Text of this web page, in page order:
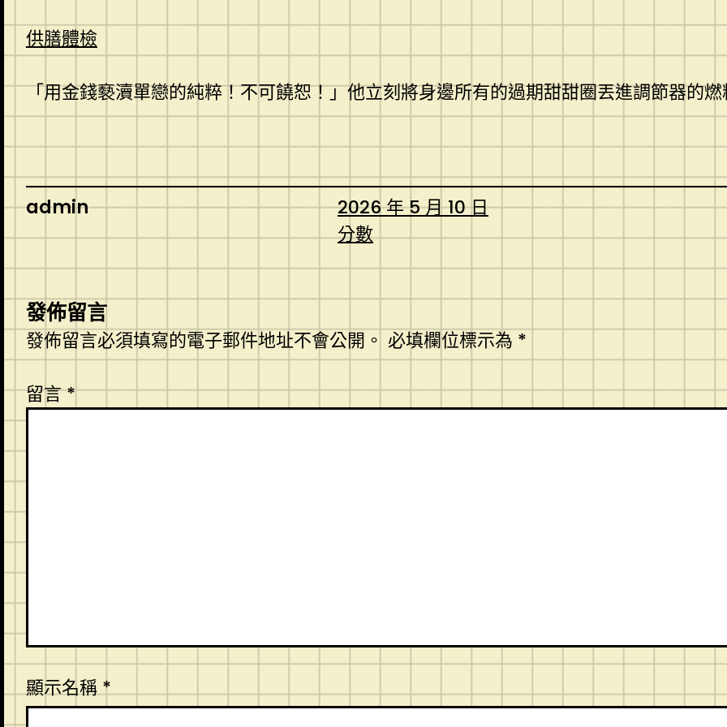
供膳體檢
「用金錢褻瀆單戀的純粹！不可饒恕！」他立刻將身邊所有的過期甜甜圈丟進調節器的
admin
2026 年 5 月 10 日
分數
發佈留言
發佈留言必須填寫的電子郵件地址不會公開。 必填欄位標示為 *
留言*
顯示名稱*